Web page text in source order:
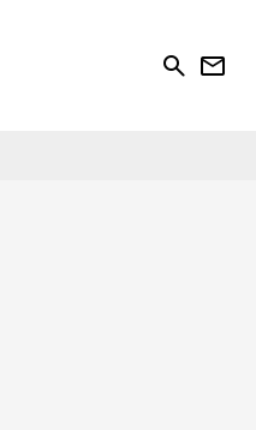
search newsletter